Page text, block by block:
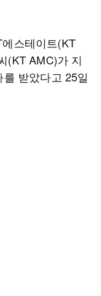
스테이트(KT
(KT AMC)가 지
받았다고 25일